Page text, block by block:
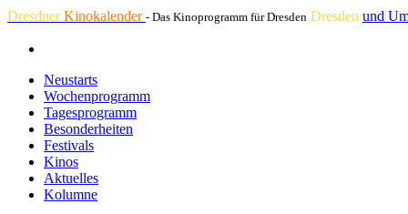
DresdnerKinokalender - Das Kinoprogramm für Dresden Dresden und
Neustarts
Wochenprogramm
Tagesprogramm
Besonderheiten
Festivals
Kinos
Aktuelles
Kolumne